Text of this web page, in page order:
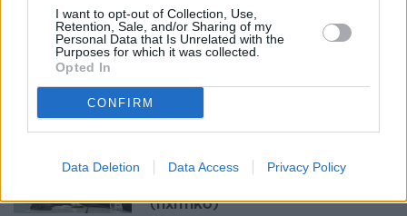
I want to opt-out of Collection, Use,
Retention, Sale, and/or Sharing of my
Personal Data that Is Unrelated with the
Purposes for which it was collected.
Opted In
CONFIRM
Data Deletion Data Access Privacy Policy
ΧΡΗΣΤΙΚΆ
Κρατούν τις χρυσές λίρες στα...
σεντούκια -Μειώθηκαν κατά
«Κορονο-μνημόνιο»
(ηχητικό)